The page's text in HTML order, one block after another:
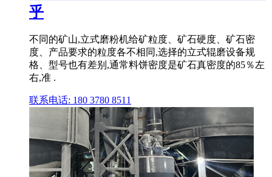
乎
不同的矿山,立式磨粉机给矿粒度、矿石硬度、矿石密
度、产品要求的粒度各不相同,选择的立式辊磨设备规
格、型号也有差别,通常料饼密度是矿石真密度的85％左
右,准 .
联系电话: 180 3780 8511